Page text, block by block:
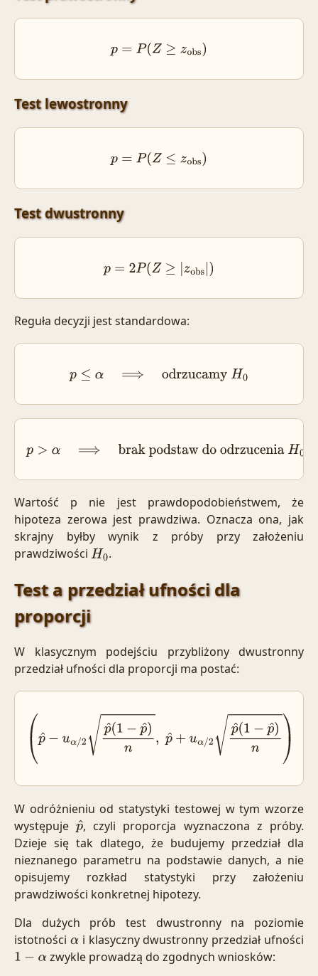
p =P(Z≥ zobs)
Test lewostronny
p =P(Z≤ zobs)
Test dwustronny
p= 2P(Z≥|zobs|)
Reguła decyzji jest standardowa:
p α⟹odrzucamyH0
p ⟹brak podstaw do odrzuceniaH0
Wartość p nie jest prawdopodobieństwem, że
hipoteza zerowa jest prawdziwa. Oznacza ona, jak
skrajny byłby wynik z próby przy założeniu
prawdziwości H0 .
Test a przedział ufności dla
proporcji
W klasycznym podejściu przybliżony dwustronny
przedział ufności dla proporcji ma postać:
2 p^(1 ^) 1 −p^
W odróżnieniu od statystyki testowej w tym wzorze
występujep^, czyli proporcja wyznaczona z próby.
Dzieje się tak dlatego, że budujemy przedział dla
nieznanego parametru na podstawie danych, a nie
opisujemy rozkład statystyki przy założeniu
prawdziwości konkretnej hipotezy.
Dla dużych prób test dwustronny na poziomie
istotności α i klasyczny dwustronny przedział ufności
1 −α
zwykle prowadzą do zgodnych wniosków: